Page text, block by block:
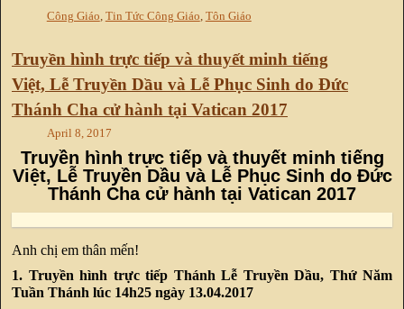
Công Giáo Tin Tức Công Giáo Tôn Giáo
Truyền hình trực tiếp và thuyết minh tiếng
Việt, Lễ Truyền Dầu và Lễ Phục Sinh do Đức
Thánh Cha cử hành tại Vatican 2017
April 8, 2017
Truyền hình trực tiếp và thuyết minh tiếng
Việt, Lễ Truyền Dầu và Lễ Phục Sinh do Đức
Thánh Cha cử hành tại Vatican 2017
Anh chị em thân mến!
1. Truyền hình trực tiếp Thánh Lễ Truyền Dầu, Thứ Năm
Tuần Thánh lúc 14h25 ngày 13.04.2017